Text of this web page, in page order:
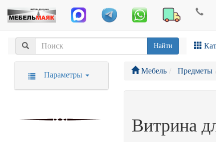
Найти
Мебель Предметы
Витрина
Параметры